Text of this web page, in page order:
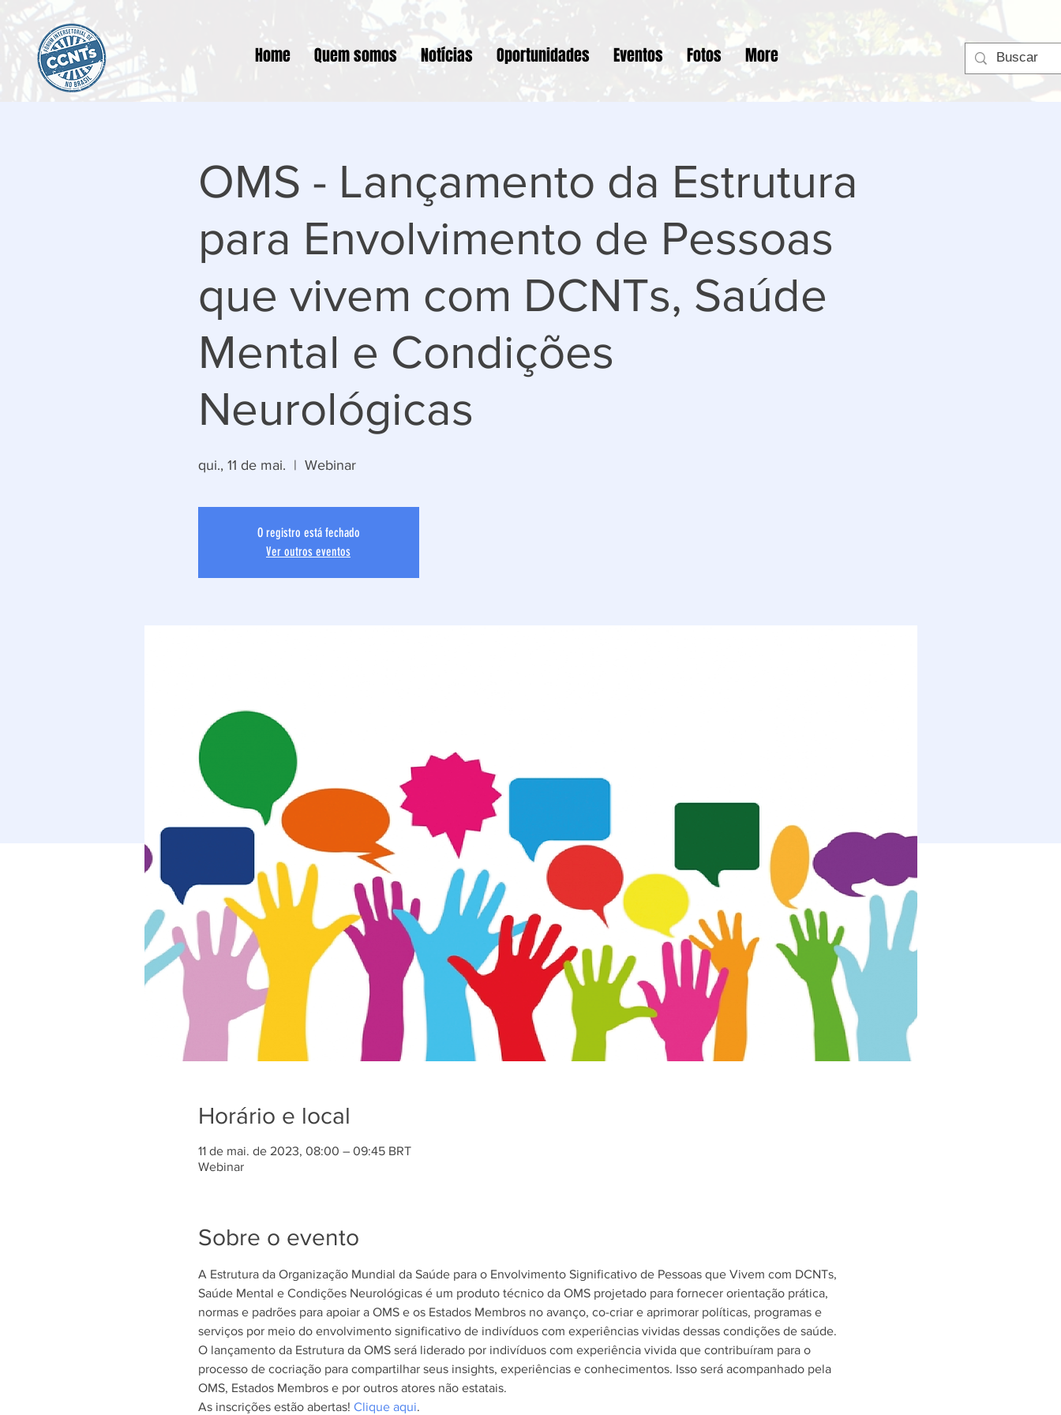
Home Quem somos Notícias Oportunidades Eventos Fotos More
OMS - Lançamento da Estrutura
para Envolvimento de Pessoas
que vivem com DCNTs, Saúde
Mental e Condições
Neurológicas
qui., 11 de mai.
  |
Webinar
O registro está fechado
Ver outros eventos
Horário e local
11 de mai. de 2023, 08:00 – 09:45 BRT
Webinar
Sobre o evento
A Estrutura da Organização Mundial da Saúde para o Envolvimento Significativo de Pessoas que Vivem com DCNTs,
Saúde Mental e Condições Neurológicas é um produto técnico da OMS projetado para fornecer orientação prática,
normas e padrões para apoiar a OMS e os Estados Membros no avanço, co-criar e aprimorar políticas, programas e
serviços por meio do envolvimento significativo de indivíduos com experiências vividas dessas condições de saúde.
O lançamento da Estrutura da OMS será liderado por indivíduos com experiência vivida que contribuíram para o
processo de cocriação para compartilhar seus insights, experiências e conhecimentos. Isso será acompanhado pela
OMS, Estados Membros e por outros atores não estatais.
As inscrições estão abertas! Clique aqui.